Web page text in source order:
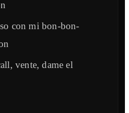
con mi bon-bon-
vente, dame el